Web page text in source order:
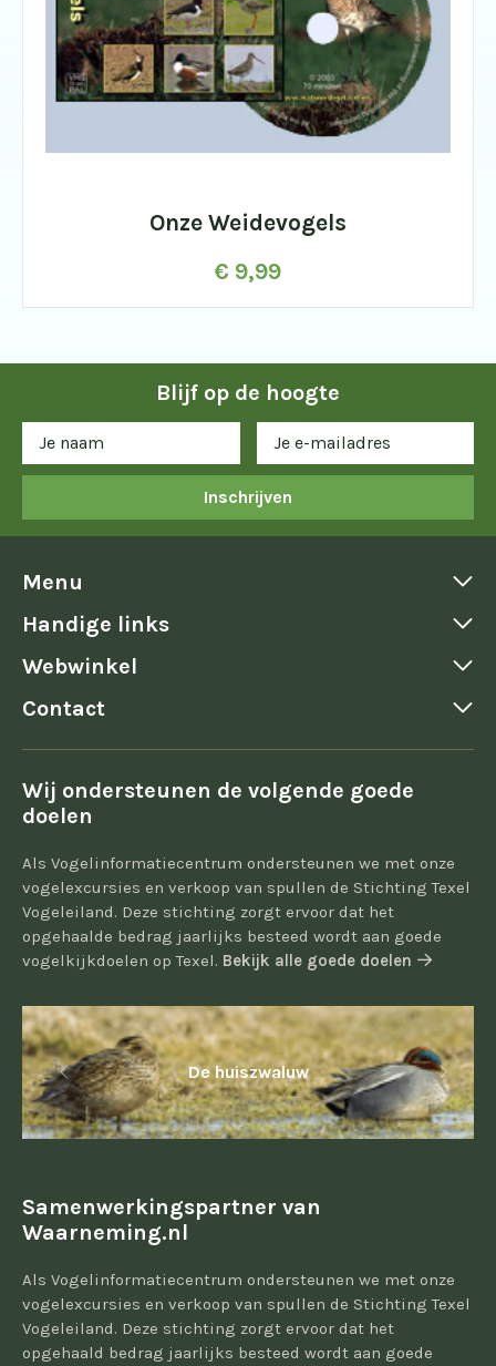
Onze Weidevogels
€ 9,99
Blijf op de hoogte
Inschrijven
Menu
Handige links
Webwinkel
Contact
Wij ondersteunen de volgende goede
doelen
Als Vogelinformatiecentrum ondersteunen we met onze
vogelexcursies en verkoop van spullen de Stichting Texel
Vogeleiland. Deze stichting zorgt ervoor dat het
opgehaalde bedrag jaarlijks besteed wordt aan goede
vogelkijkdoelen op Texel. Bekijk alle goede doelen
De huiszwaluw
Samenwerkingspartner van
Waarneming.nl
Als Vogelinformatiecentrum ondersteunen we met onze
vogelexcursies en verkoop van spullen de Stichting Texel
Vogeleiland. Deze stichting zorgt ervoor dat het
opgehaald bedrag jaarlijks besteed wordt aan goede